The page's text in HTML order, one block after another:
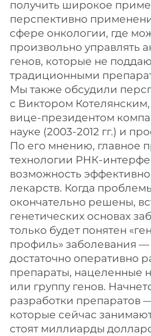
получить широкое
перспективно
сфере онкологии, где
произвольно управлять
генов, которые не
традиционными
Мы также обсудили
с Виктором
вице-президентом
науке (2003-2012 гг.) и
По его мнению, главное
технологии РНК-
возможность
лекарств. Когда
окончательно решены,
генетических основах
только будет понятен
профиль» заболевания
достаточно оперативно
препараты, нацеленные
или группу генов.
разработки препаратов
которые сейчас
стоят миллиарды